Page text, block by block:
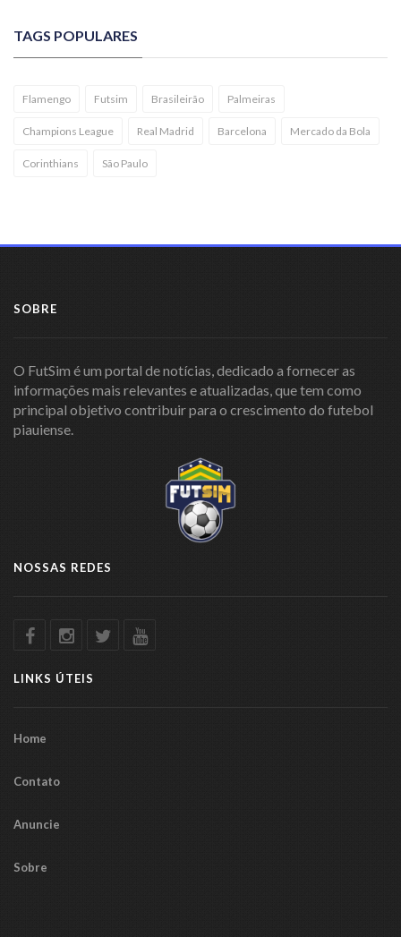
TAGS POPULARES
Flamengo Futsim Brasileirão Palmeiras
Champions League Real Madrid Barcelona Mercado da Bola
Corinthians São Paulo
SOBRE
O FutSim é um portal de notícias, dedicado a fornecer as
informações mais relevantes e atualizadas, que tem como
principal objetivo contribuir para o crescimento do futebol
piauiense.
NOSSAS REDES
LINKS ÚTEIS
Home
Contato
Anuncie
Sobre